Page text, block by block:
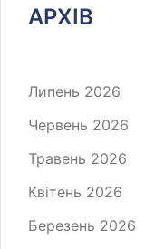
АРХІВ
Липень 2026
Червень 2026
Травень 2026
Квітень 2026
Березень 2026